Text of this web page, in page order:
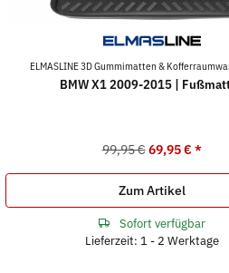
ELMASLINE 3D Gummimatten &
BMW X1 2009-2015 |
99,95 € 69,95 €*
Zum Artikel
Sofort verfügbar
Lieferzeit: 1 - 2 Werktage